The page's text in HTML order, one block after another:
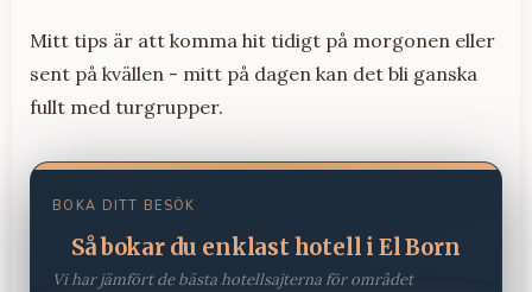
Mitt tips är att komma hit tidigt på morgonen eller
sent på kvällen - mitt på dagen kan det bli ganska
fullt med turgrupper.
BOKA DITT BESÖK
Så bokar du enklast hotell i El Born
Vi har jämfört de bästa hotellsajterna för området